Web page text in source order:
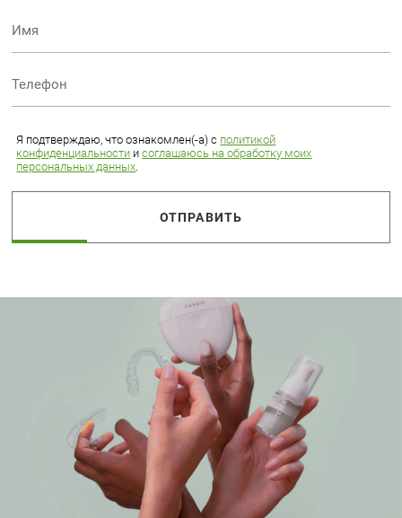
Я подтверждаю, что ознакомлен(-а) с политикой
конфиденциальности исоглашаюсь на обработку моих
персональных данных.
ОТПРАВИТЬ